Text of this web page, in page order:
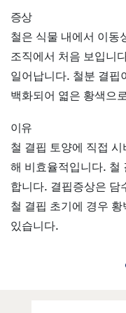
증상
철은 식물 내에서 이동
조직에서 처음 보입니
일어납니다. 철분 결핍
백화되어 엷은 황색으
이유
철 결핍 토양에 직접
해 비효율적입니다. 철
합니다. 결핍증상은 담
철 결핍 초기에 경우
있습니다.